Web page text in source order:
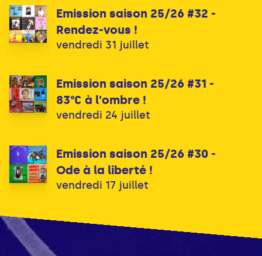
Emission saison 25/26 #32 -
Rendez-vous !
vendredi 31 juillet
Emission saison 25/26 #31 -
83°C à l'ombre !
vendredi 24 juillet
Emission saison 25/26 #30 -
Ode à la liberté !
vendredi 17 juillet